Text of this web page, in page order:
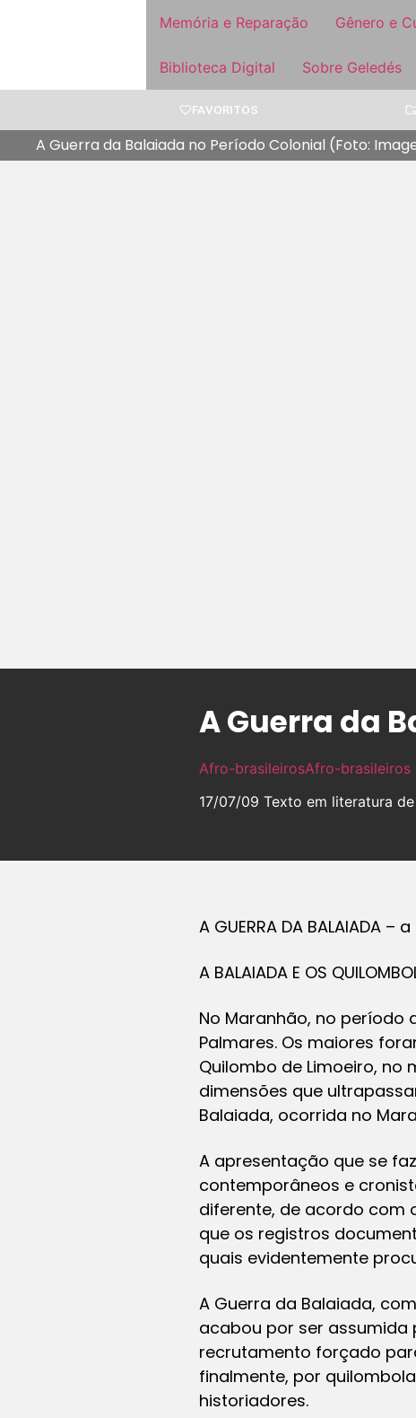
Memória e Reparação Gênero e
Biblioteca Digital Sobre Geledés
FAVORITOS
A Guerra da Balaiada no Período Colonial (Foto:
A Guerra da
Afro-brasileirosAfro-brasileiros
17/07/09 Texto em literatura
A GUERRA DA
A BALAIADA E OS
No Maranhão, no
Palmares. Os maiores
Quilombo de Limoeiro,
dimensões que
Balaiada, ocorrida no
A apresentação que se
contemporâneos e
diferente, de acordo com
que os registros
quais evidentemente
A Guerra da Balaiada,
acabou por ser assumida
recrutamento forçado
finalmente, por
historiadores.